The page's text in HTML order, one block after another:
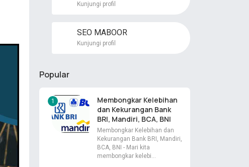
Kunjungi profil
SEO MABOOR
Kunjungi profil
Popular
Membongkar Kelebihan
dan Kekurangan Bank
BRI, Mandiri, BCA, BNI
Membongkar Kelebihan dan
Kekurangan Bank BRI, Mandiri,
BCA, BNI - Mari kita
membongkar kelebi…